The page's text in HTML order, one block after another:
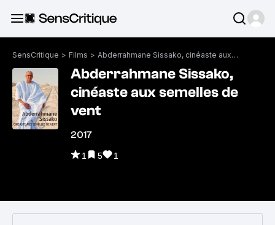
SensCritique > Films > Abderrahmane Sissako, cinéaste aux semelles de vent
Abderrahmane Sissako,
cinéaste aux semelles de
vent
2017
1 5 1